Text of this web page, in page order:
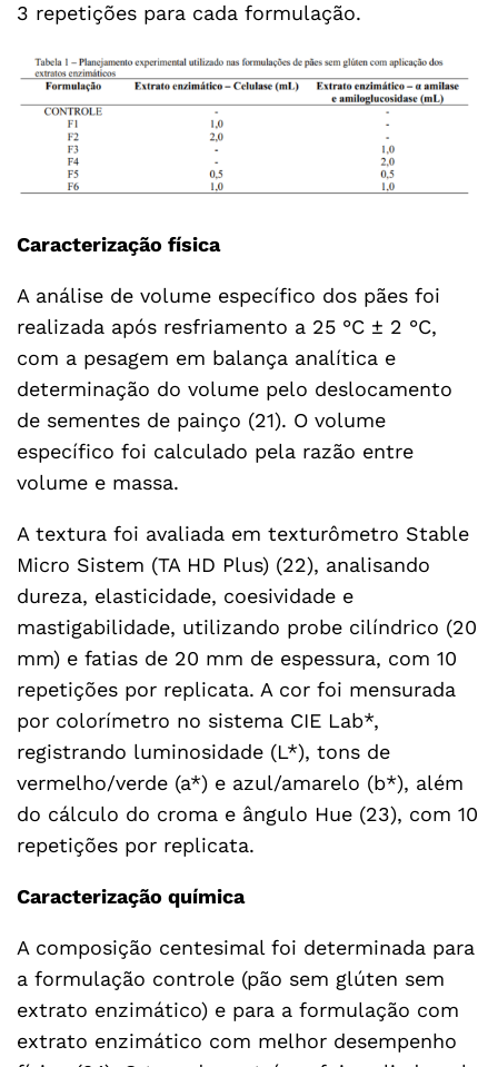
3 repetições para cada formulação.
Caracterização física
A análise de volume específico dos pães foi
realizada após resfriamento a 25 °C ± 2 °C,
com a pesagem em balança analítica e
determinação do volume pelo deslocamento
de sementes de painço (21). O volume
específico foi calculado pela razão entre
volume e massa.
A textura foi avaliada em texturômetro Stable
Micro Sistem (TA HD Plus) (22), analisando
dureza, elasticidade, coesividade e
mastigabilidade, utilizando probe cilíndrico (20
mm) e fatias de 20 mm de espessura, com 10
repetições por replicata. A cor foi mensurada
por colorímetro no sistema CIE Lab*,
registrando luminosidade (L*), tons de
vermelho/verde (a*) e azul/amarelo (b*), além
do cálculo do croma e ângulo Hue (23), com 10
repetições por replicata.
Caracterização química
A composição centesimal foi determinada para
a formulação controle (pão sem glúten sem
extrato enzimático) e para a formulação com
extrato enzimático com melhor desempenho